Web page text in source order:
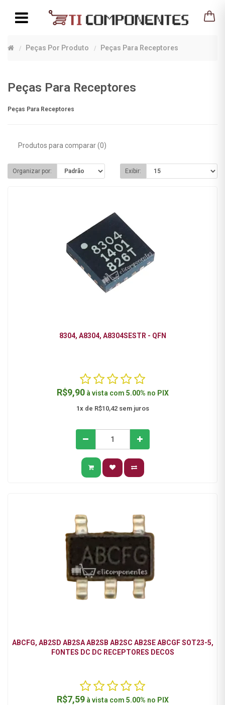
Peças Por Produto Peças Para Receptores
Peças Para Receptores
Peças Para Receptores
Produtos para comparar (0)
Organizar por: Exibir:
8304, A8304, A8304SESTR - QFN
R$9,90 à vista com 5.00% no PIX
1xde R$10,42 sem juros
ABCFG, AB2SD AB2SA AB2SB AB2SC AB2SE ABCGF SOT23-5,
FONTES DC DC RECEPTORES DECOS
R$7,59 à vista com 5.00% no PIX